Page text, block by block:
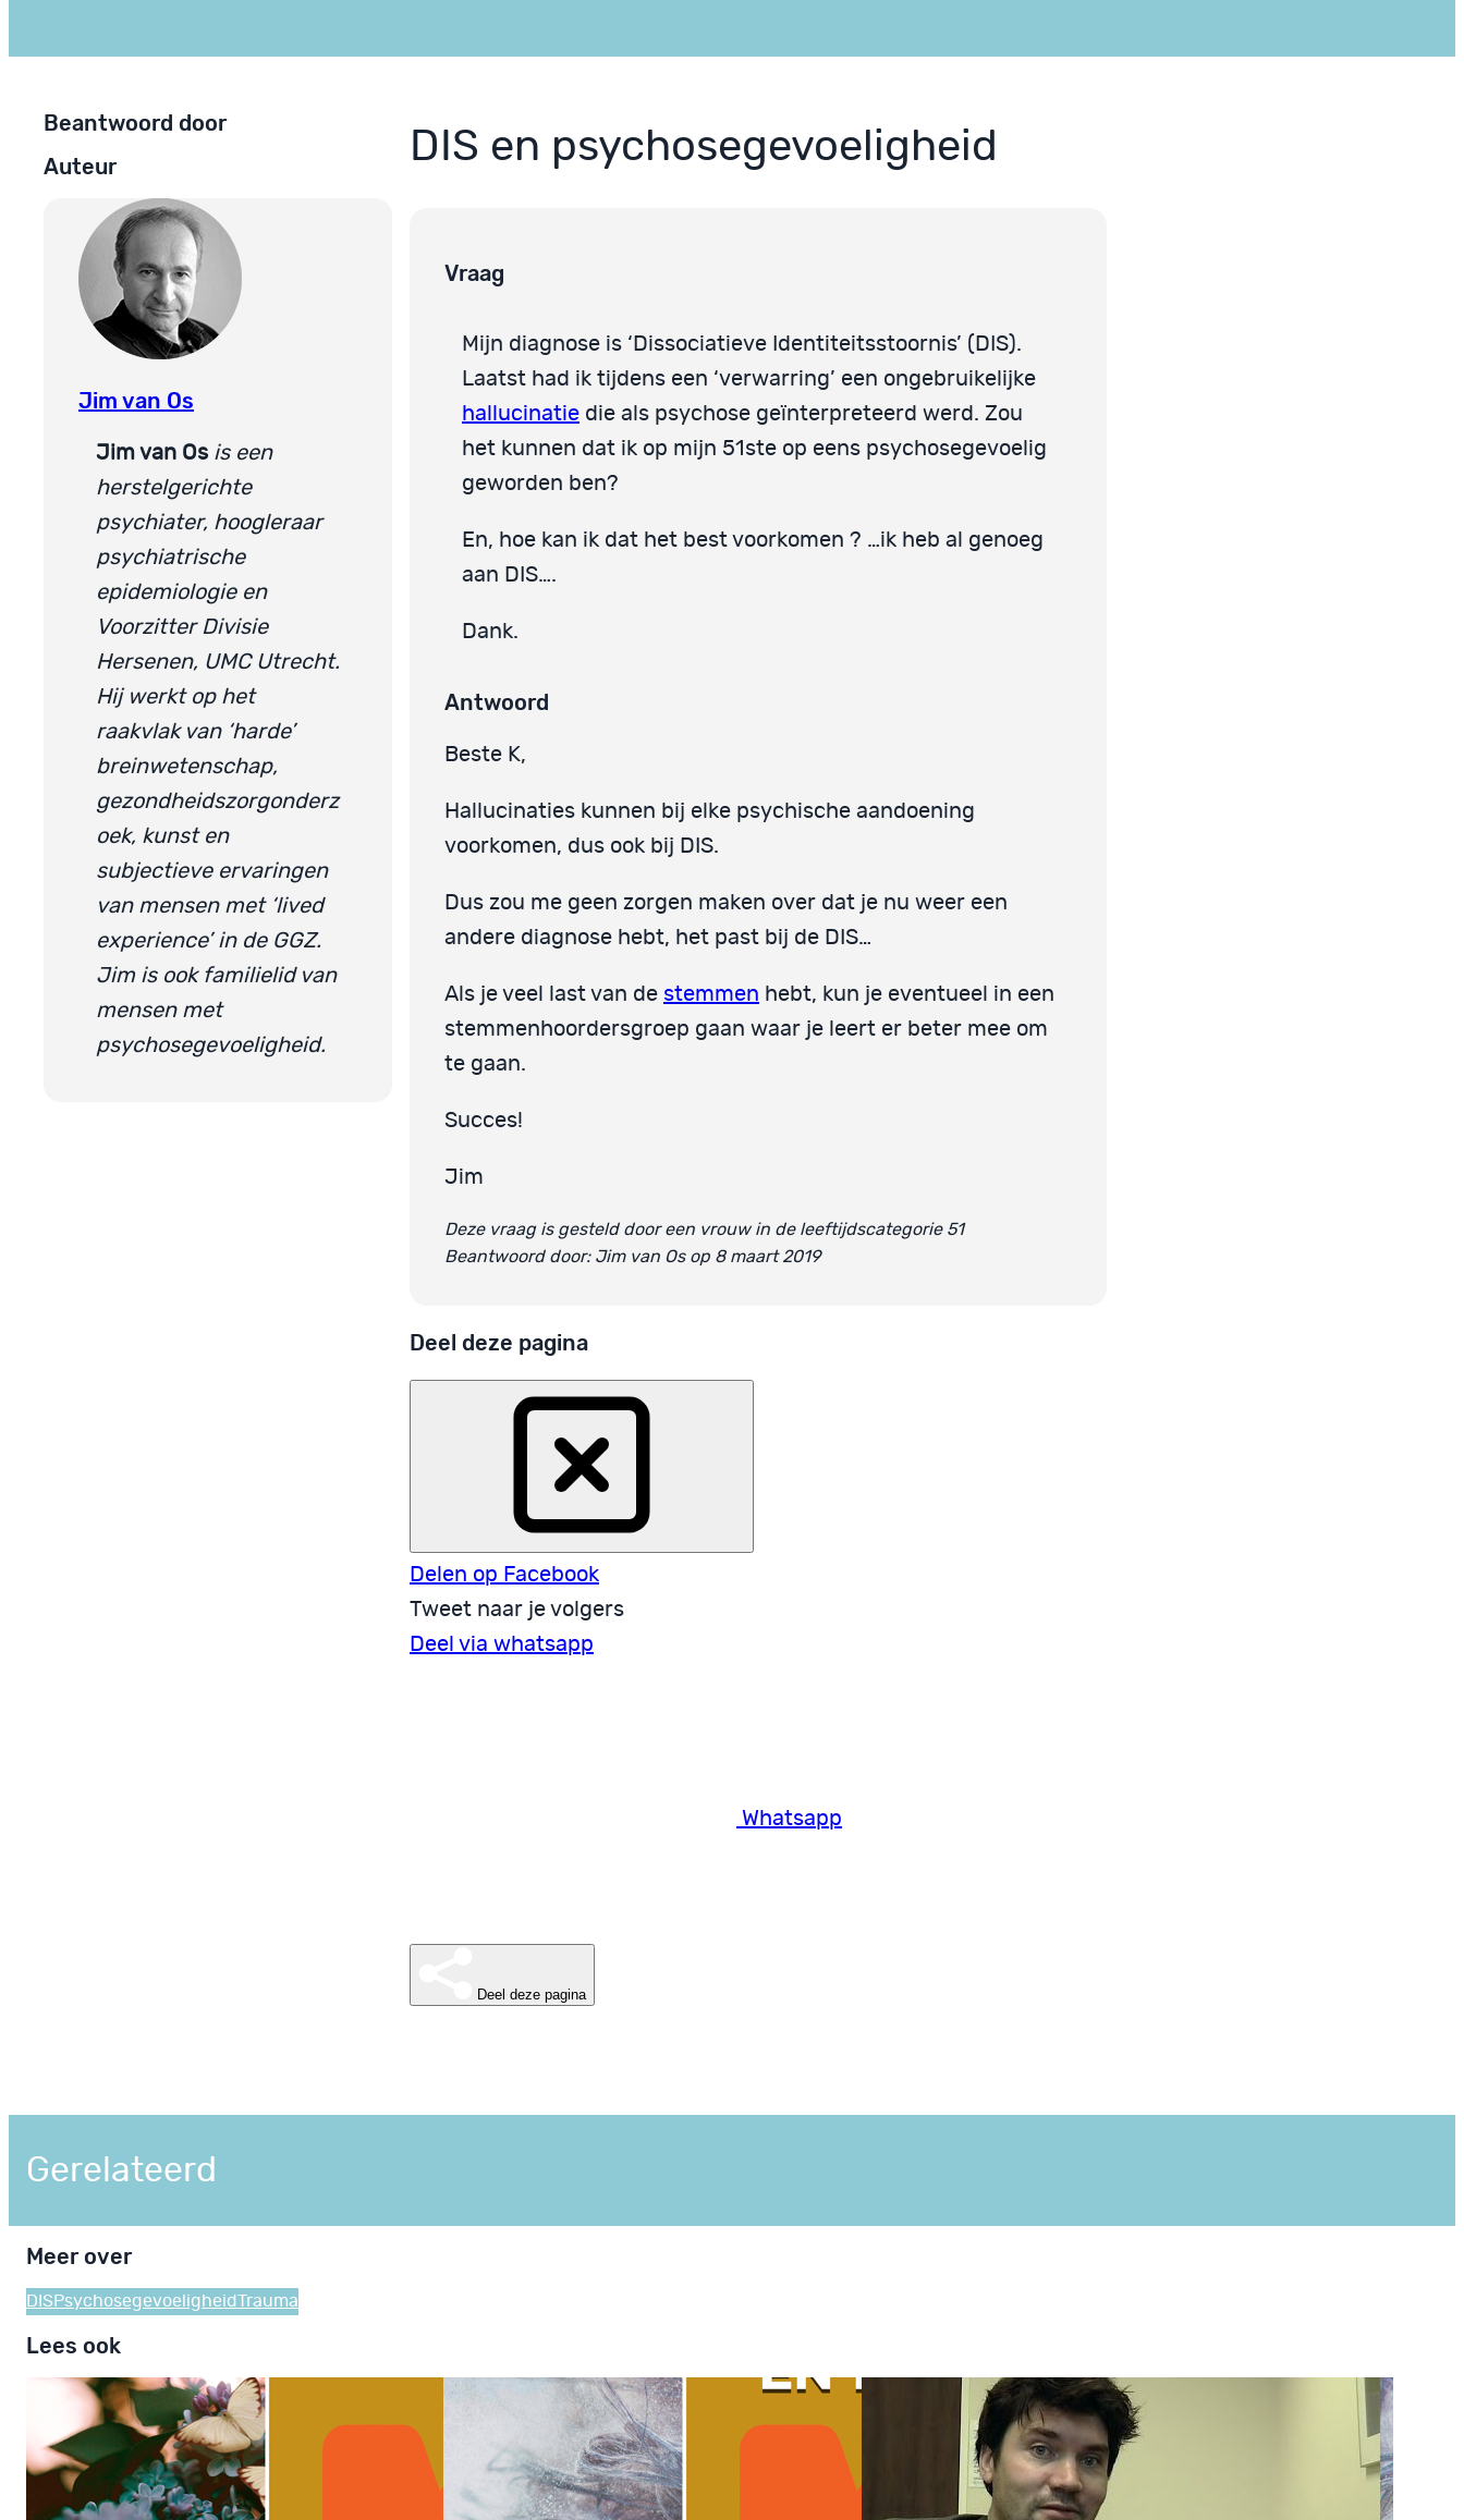
Beantwoord door
Auteur
Jim van Os
Jim van Os is een
herstelgerichte
psychiater, hoogleraar
psychiatrische
epidemiologie en
Voorzitter Divisie
Hersenen, UMC Utrecht.
Hij werkt op het
raakvlak van ‘harde’
breinwetenschap,
gezondheidszorgonderz
oek, kunst en
subjectieve ervaringen
van mensen met ‘lived
experience’ in de GGZ.
Jim is ook familielid van
mensen met
psychosegevoeligheid.
DIS en psychosegevoeligheid
Vraag
Mijn diagnose is ‘Dissociatieve Identiteitsstoornis’ (DIS).
Laatst had ik tijdens een ‘verwarring’ een ongebruikelijke
hallucinatie die als psychose geïnterpreteerd werd. Zou
het kunnen dat ik op mijn 51ste op eens psychosegevoelig
geworden ben?
En, hoe kan ik dat het best voorkomen ? …ik heb al genoeg
aan DIS….
Dank.
Antwoord
Beste K,
Hallucinaties kunnen bij elke psychische aandoening
voorkomen, dus ook bij DIS.
Dus zou me geen zorgen maken over dat je nu weer een
andere diagnose hebt, het past bij de DIS…
Als je veel last van de stemmen hebt, kun je eventueel in een
stemmenhoordersgroep gaan waar je leert er beter mee om
te gaan.
Succes!
Jim
Deze vraag is gesteld door een vrouw in de leeftijdscategorie 51
Beantwoord door: Jim van Os op 8 maart 2019
Deel deze pagina
Delen op Facebook
Tweet naar je volgers
Deel via whatsapp
Whatsapp
Deel deze pagina
Gerelateerd
Meer over
DIS PsychosegevoeligheidTrauma
Lees ook